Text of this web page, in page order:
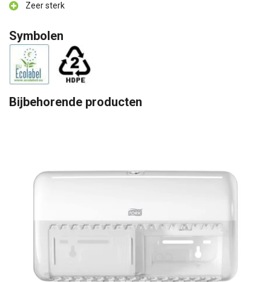
Zeer sterk
Symbolen
Bijbehorende producten